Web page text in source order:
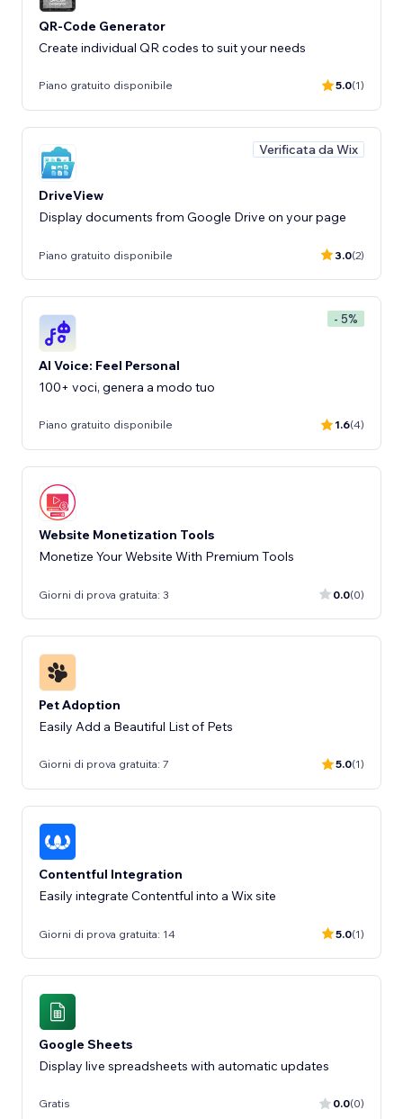
QR-Code Generator
Create individual QR codes to suit your needs
Piano gratuito disponibile 5.0(1)
Verificata da Wix
DriveView
Display documents from Google Drive on your page
Piano gratuito disponibile 3.0(2)
- 5%
AI Voice: Feel Personal
100+ voci, genera a modo tuo
Piano gratuito disponibile 1.6(4)
Website Monetization Tools
Monetize Your Website With Premium Tools
Giorni di prova gratuita: 3 0.0(0)
Pet Adoption
Easily Add a Beautiful List of Pets
Giorni di prova gratuita: 7 5.0(1)
Contentful Integration
Easily integrate Contentful into a Wix site
Giorni di prova gratuita: 14 5.0(1)
Google Sheets
Display live spreadsheets with automatic updates
Gratis 0.0(0)